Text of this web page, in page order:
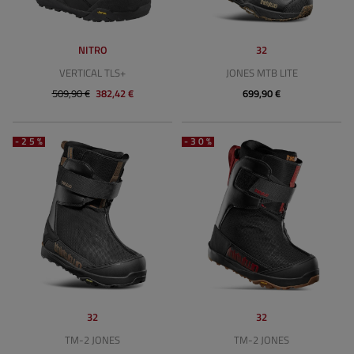
NITRO
VERTICAL TLS+
509,90 € 382,42 €
32
JONES MTB LITE
699,90 €
-25%
32
TM-2 JONES
-30%
32
TM-2 JONES